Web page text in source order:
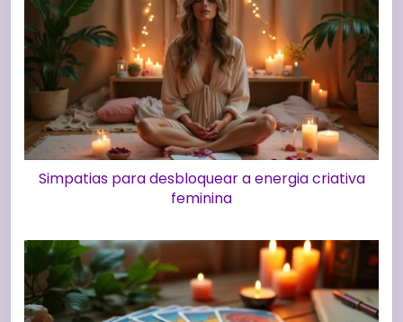
Simpatias para desbloquear a energia criativa
feminina